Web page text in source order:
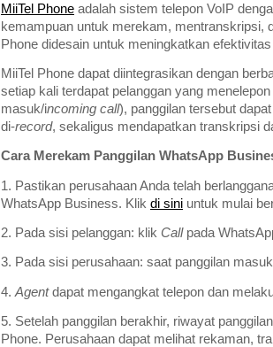
MiiTel Phone adalah sistem telepon VoIP
kemampuan untuk merekam, mentranskripsi,
Phone didesain untuk meningkatkan
MiiTel Phone dapat diintegrasikan dengan
setiap kali terdapat pelanggan yang
masuk/incoming call), panggilan tersebut
di-record, sekaligus mendapatkan transkripsi
Cara Merekam Panggilan WhatsApp
1. Pastikan perusahaan Anda telah
WhatsApp Business. Klik di sini untuk mulai
2. Pada sisi pelanggan: klik Call pada
3. Pada sisi perusahaan: saat panggilan
4. Agentdapat mengangkat telepon dan
5. Setelah panggilan berakhir, riwayat
Phone. Perusahaan dapat melihat rekaman,